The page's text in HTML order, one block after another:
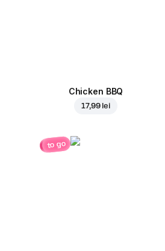
Chicken BBQ
17,99 lei
to go